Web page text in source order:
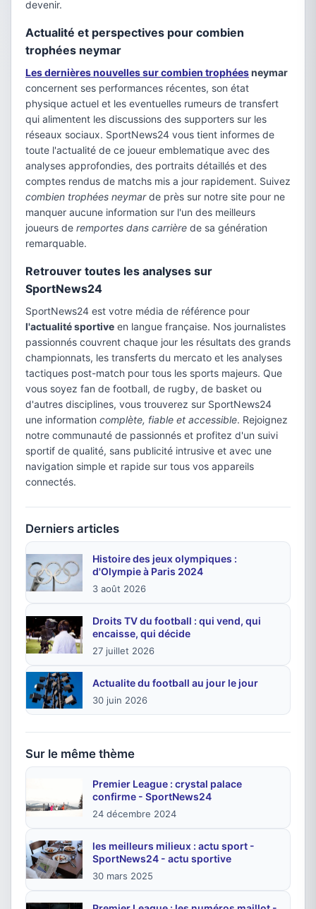
devenir.
Actualité et perspectives pour combien
trophées neymar
Les dernières nouvelles sur combien trophéesneymar
concernent ses performances récentes, son état
physique actuel et les eventuelles rumeurs de transfert
qui alimentent les discussions des supporters sur les
réseaux sociaux. SportNews24 vous tient informes de
toute l'actualité de ce joueur emblematique avec des
analyses approfondies, des portraits détaillés et des
comptes rendus de matchs mis a jour rapidement. Suivez
combien trophées neymarde près sur notre site pour ne
manquer aucune information sur l'un des meilleurs
joueurs de remportes dans carrière de sa génération
remarquable.
Retrouver toutes les analyses sur
SportNews24
SportNews24 est votre média de référence pour
l'actualité sportive en langue française. Nos journalistes
passionnés couvrent chaque jour les résultats des grands
championnats, les transferts du mercato et les analyses
tactiques post-match pour tous les sports majeurs. Que
vous soyez fan de football, de rugby, de basket ou
d'autres disciplines, vous trouverez sur SportNews24
une information complète, fiable et accessible. Rejoignez
notre communauté de passionnés et profitez d'un suivi
sportif de qualité, sans publicité intrusive et avec une
navigation simple et rapide sur tous vos appareils
connectés.
Derniers articles
Histoire des jeux olympiques :
d'Olympie à Paris 2024
3 août 2026
Droits TV du football : qui vend, qui
encaisse, qui décide
27 juillet 2026
Actualite du football au jour le jour
30 juin 2026
Sur le même thème
Premier League : crystal palace
confirme - SportNews24
24 décembre 2024
les meilleurs milieux : actu sport -
SportNews24 - actu sportive
30 mars 2025